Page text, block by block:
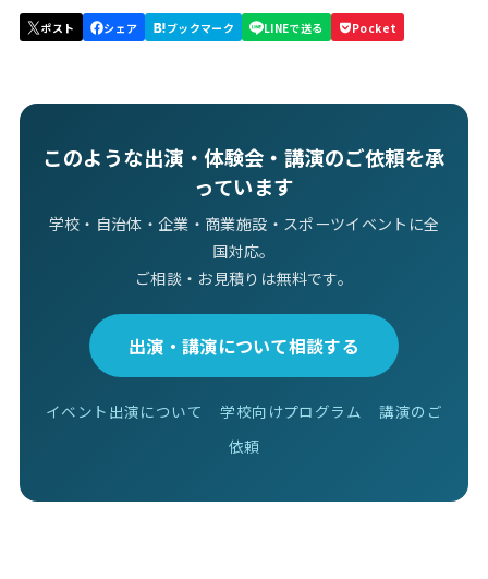
このような出演・体験会・講演のご依頼を承
っています
学校・自治体・企業・商業施設・スポーツイベントに全
国対応。
ご相談・お見積りは無料です。
出演・講演について相談する
イベント出演について 学校向けプログラム
講演のご
依頼